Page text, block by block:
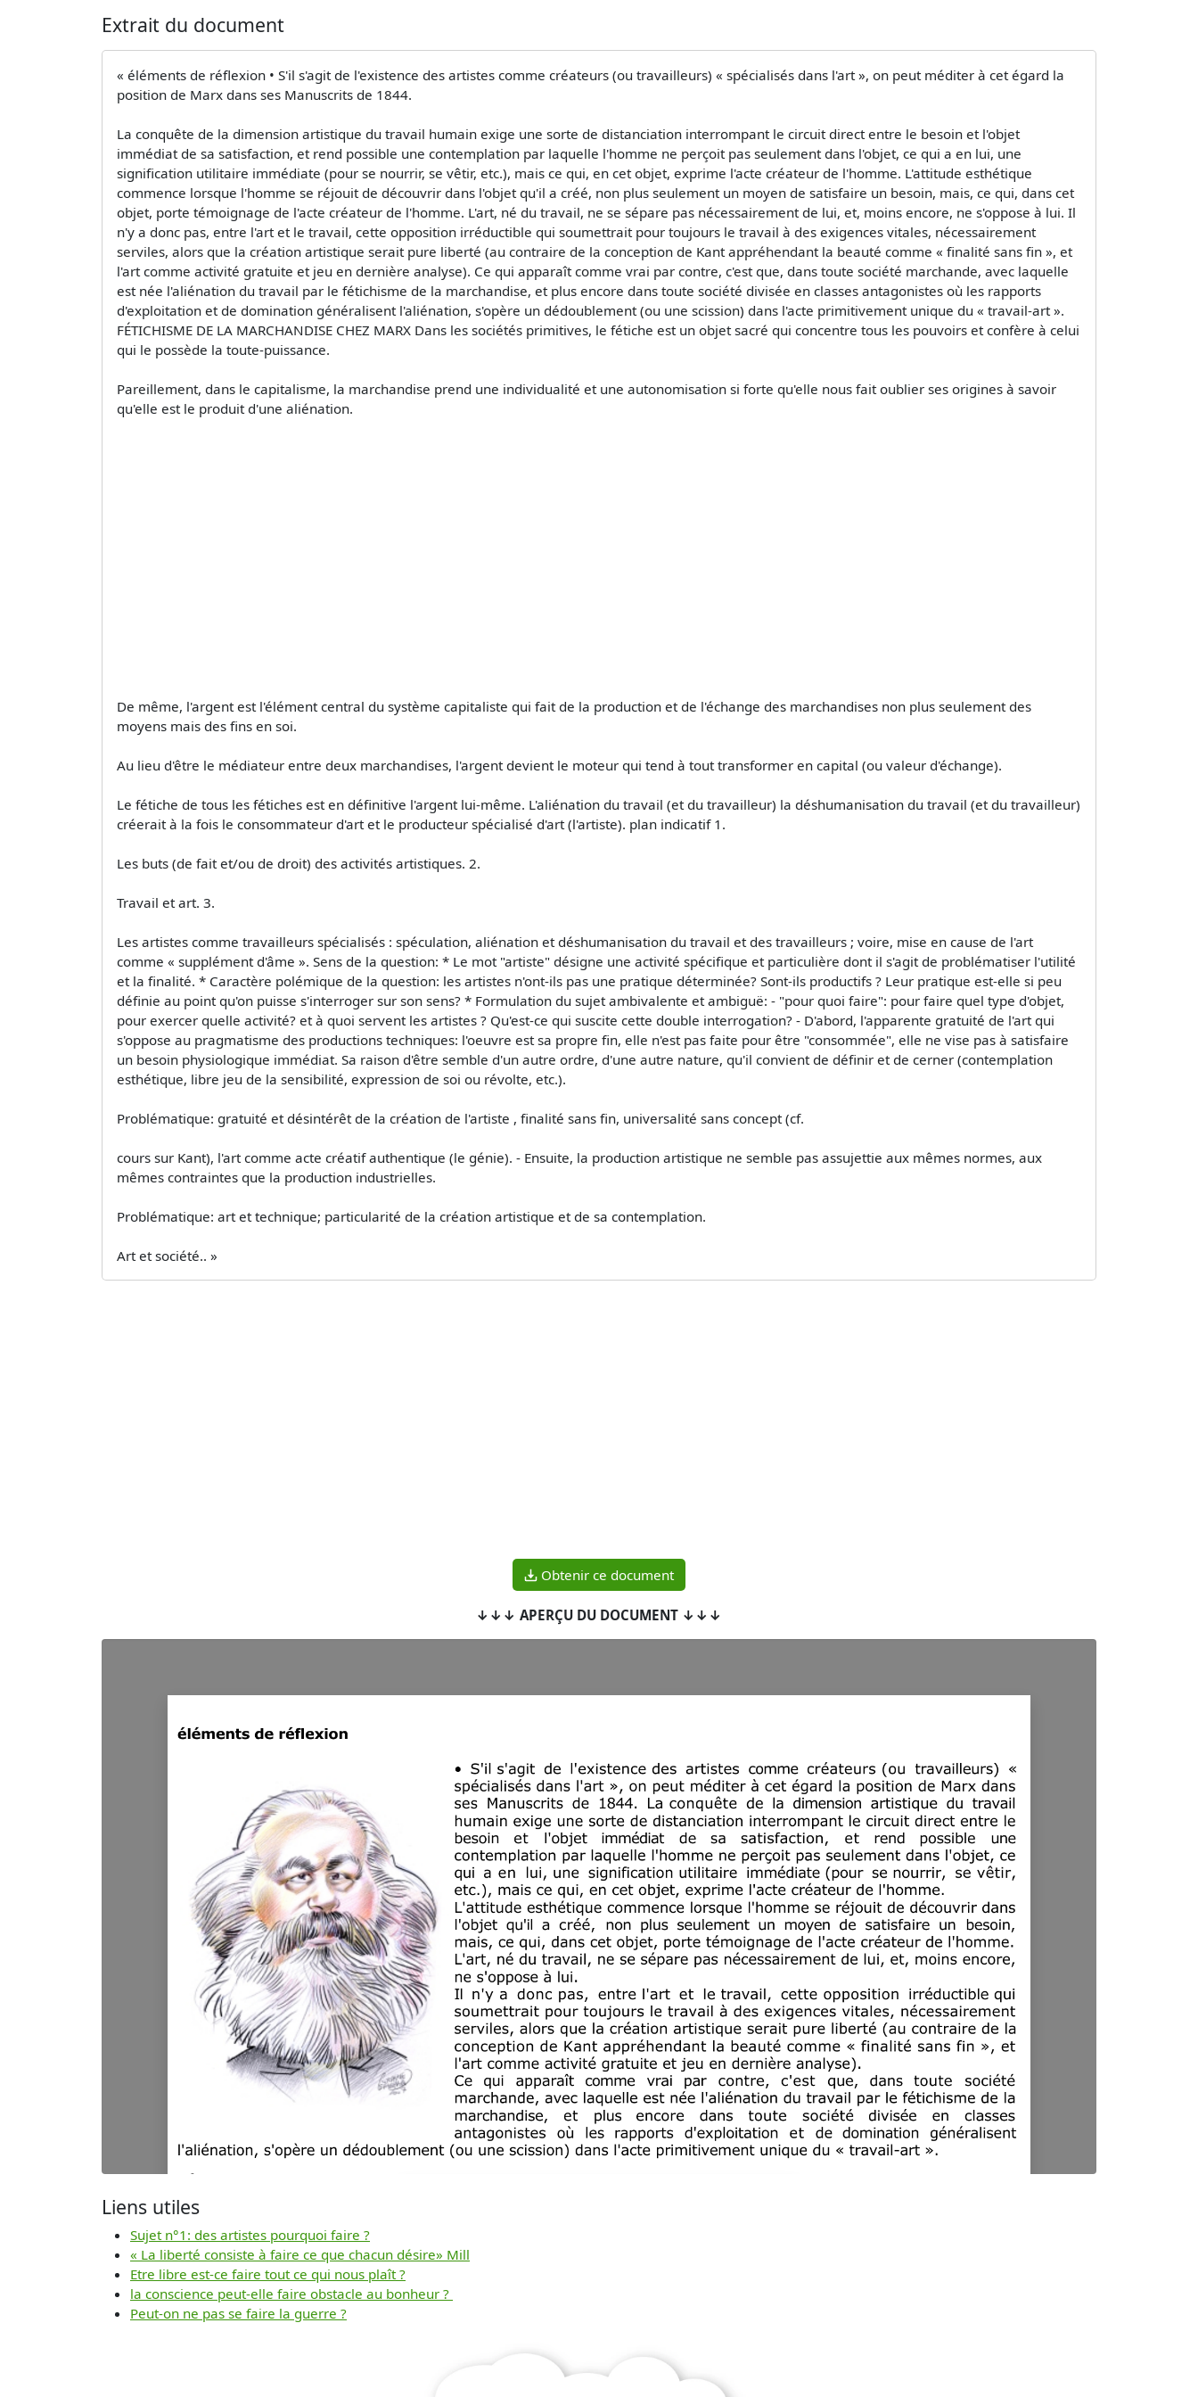
Extrait du document
« éléments de réflexion • S'il s'agit de l'existence des artistes comme créateurs (ou travailleurs) « spécialisés dans l'art », on peut méditer à cet égard la
position de Marx dans ses Manuscrits de 1844.
La conquête de la dimension artistique du travail humain exige une sorte de distanciation interrompant le circuit direct entre le besoin et l'objet
immédiat de sa satisfaction, et rend possible une contemplation par laquelle l'homme ne perçoit pas seulement dans l'objet, ce qui a en lui, une
signification utilitaire immédiate (pour se nourrir, se vêtir, etc.), mais ce qui, en cet objet, exprime l'acte créateur de l'homme. L'attitude esthétique
commence lorsque l'homme se réjouit de découvrir dans l'objet qu'il a créé, non plus seulement un moyen de satisfaire un besoin, mais, ce qui, dans cet
objet, porte témoignage de l'acte créateur de l'homme. L'art, né du travail, ne se sépare pas nécessairement de lui, et, moins encore, ne s'oppose à lui. Il
n'y a donc pas, entre l'art et le travail, cette opposition irréductible qui soumettrait pour toujours le travail à des exigences vitales, nécessairement
serviles, alors que la création artistique serait pure liberté (au contraire de la conception de Kant appréhendant la beauté comme « finalité sans fin », et
l'art comme activité gratuite et jeu en dernière analyse). Ce qui apparaît comme vrai par contre, c'est que, dans toute société marchande, avec laquelle
est née l'aliénation du travail par le fétichisme de la marchandise, et plus encore dans toute société divisée en classes antagonistes où les rapports
d'exploitation et de domination généralisent l'aliénation, s'opère un dédoublement (ou une scission) dans l'acte primitivement unique du « travail-art ».
FÉTICHISME DE LA MARCHANDISE CHEZ MARX Dans les sociétés primitives, le fétiche est un objet sacré qui concentre tous les pouvoirs et confère à celui
qui le possède la toute-puissance.
Pareillement, dans le capitalisme, la marchandise prend une individualité et une autonomisation si forte qu'elle nous fait oublier ses origines à savoir
qu'elle est le produit d'une aliénation.
De même, l'argent est l'élément central du système capitaliste qui fait de la production et de l'échange des marchandises non plus seulement des
moyens mais des fins en soi.
Au lieu d'être le médiateur entre deux marchandises, l'argent devient le moteur qui tend à tout transformer en capital (ou valeur d'échange).
Le fétiche de tous les fétiches est en définitive l'argent lui-même. L'aliénation du travail (et du travailleur) la déshumanisation du travail (et du travailleur)
créerait à la fois le consommateur d'art et le producteur spécialisé d'art (l'artiste). plan indicatif 1.
Les buts (de fait et/ou de droit) des activités artistiques. 2.
Travail et art. 3.
Les artistes comme travailleurs spécialisés : spéculation, aliénation et déshumanisation du travail et des travailleurs ; voire, mise en cause de l'art
comme « supplément d'âme ». Sens de la question: * Le mot "artiste" désigne une activité spécifique et particulière dont il s'agit de problématiser l'utilité
et la finalité. * Caractère polémique de la question: les artistes n'ont-ils pas une pratique déterminée? Sont-ils productifs ? Leur pratique est-elle si peu
définie au point qu'on puisse s'interroger sur son sens? * Formulation du sujet ambivalente et ambiguë: - "pour quoi faire": pour faire quel type d'objet,
pour exercer quelle activité? et à quoi servent les artistes ? Qu'est-ce qui suscite cette double interrogation? - D'abord, l'apparente gratuité de l'art qui
s'oppose au pragmatisme des productions techniques: l'oeuvre est sa propre fin, elle n'est pas faite pour être "consommée", elle ne vise pas à satisfaire
un besoin physiologique immédiat. Sa raison d'être semble d'un autre ordre, d'une autre nature, qu'il convient de définir et de cerner (contemplation
esthétique, libre jeu de la sensibilité, expression de soi ou révolte, etc.).
Problématique: gratuité et désintérêt de la création de l'artiste , finalité sans fin, universalité sans concept (cf.
cours sur Kant), l'art comme acte créatif authentique (le génie). - Ensuite, la production artistique ne semble pas assujettie aux mêmes normes, aux
mêmes contraintes que la production industrielles.
Problématique: art et technique; particularité de la création artistique et de sa contemplation.
Art et société.. »
Obtenir ce document
↓↓↓ APERÇU DU DOCUMENT ↓↓↓
document
Liens utiles
Sujet n°1: des artistes pourquoi faire ?
« La liberté consiste à faire ce que chacun désire» Mill
Etre libre est-ce faire tout ce qui nous plaît ?
la conscience peut-elle faire obstacle au bonheur ?
Peut-on ne pas se faire la guerre ?